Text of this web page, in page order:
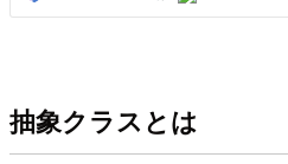
抽象クラスとは